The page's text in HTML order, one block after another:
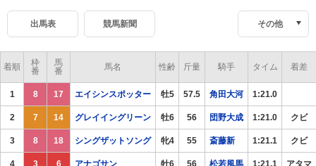
出馬表 競馬新聞 その他
着順
枠
番
馬
番
馬名 性齢 斤量 騎手 タイム 着差
1 8 17 エイシンスポッター 牡5 57.5 角田大河 1:21.0
2 7 14 グレイイングリーン 牡6 56 団野大成 1:21.0 クビ
3 8 18 シングザットソング 牝4 55 斎藤新 1:21.1 クビ